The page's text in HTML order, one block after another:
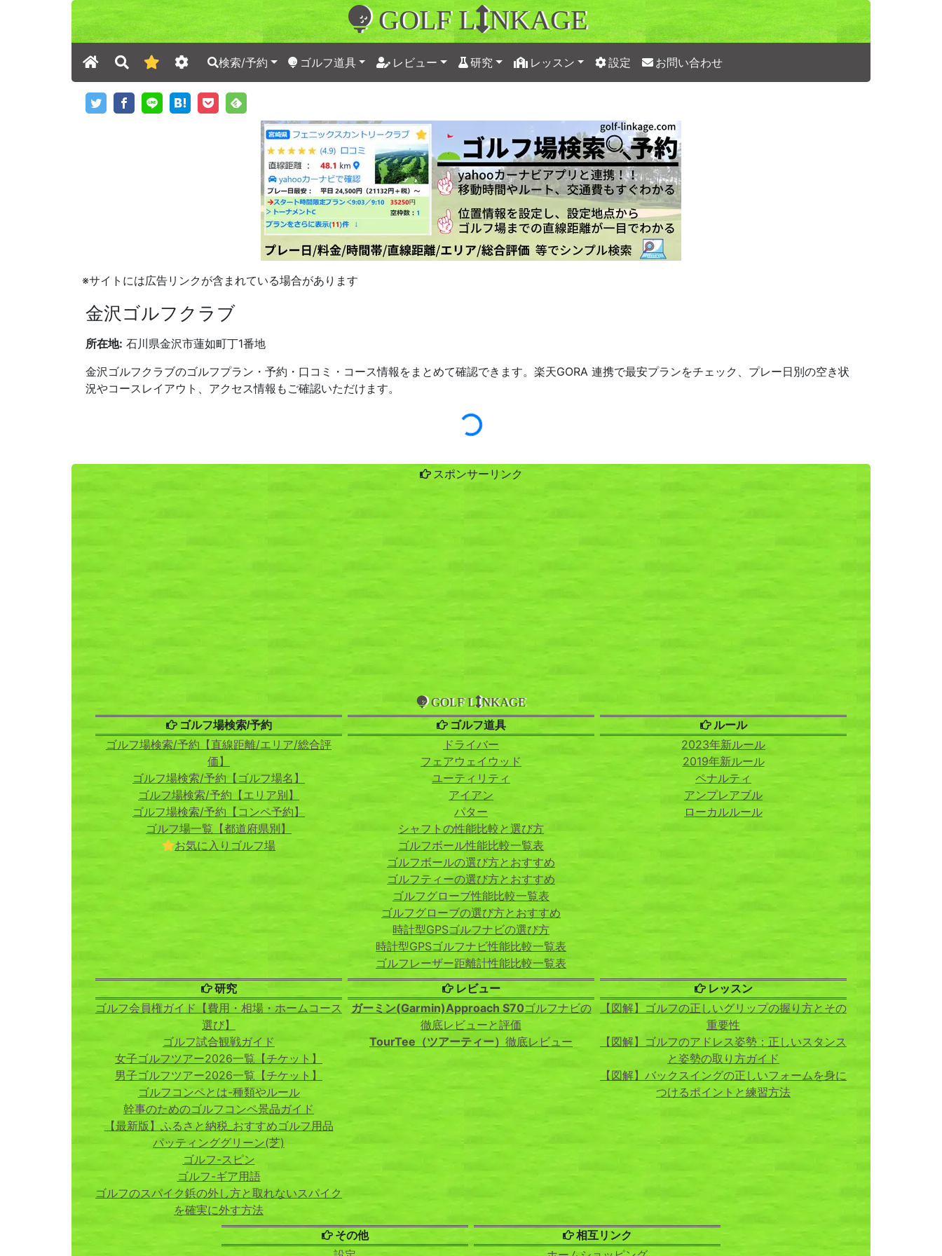
GOLF L NKAGE
検索/予約 ゴルフ道具 レビュー 研究 レッスン 設定 お問い合わせ
※サイトには広告リンクが含まれている場合があります
金沢ゴルフクラブ
所在地: 石川県金沢市蓮如町丁1番地
金沢ゴルフクラブのゴルフプラン・予約・口コミ・コース情報をまとめて確認できます。楽天GORA 連携で最安プランをチェック、プレー日別の空き状
況やコースレイアウト、アクセス情報もご確認いただけます。
スポンサーリンク
GOLF L NKAGE
ゴルフ場検索/予約
ゴルフ場検索/予約【直線距離/エリア/総合評
価】
ゴルフ場検索/予約【ゴルフ場名】
ゴルフ場検索/予約【エリア別】
ゴルフ場検索/予約【コンペ予約】
ゴルフ場一覧【都道府県別】
お気に入りゴルフ場
ゴルフ道具
ドライバー
フェアウェイウッド
ユーティリティ
アイアン
パター
シャフトの性能比較と選び方
ゴルフボール性能比較一覧表
ゴルフボールの選び方とおすすめ
ゴルフティーの選び方とおすすめ
ゴルフグローブ性能比較一覧表
ゴルフグローブの選び方とおすすめ
時計型GPSゴルフナビの選び方
時計型GPSゴルフナビ性能比較一覧表
ゴルフレーザー距離計性能比較一覧表
ルール
2023年新ルール
2019年新ルール
ペナルティ
アンプレアブル
ローカルルール
研究
ゴルフ会員権ガイド【費用・相場・ホームコース
選び】
ゴルフ試合観戦ガイド
女子ゴルフツアー2026一覧【チケット】
男子ゴルフツアー2026一覧【チケット】
ゴルフコンペとは-種類やルール
幹事のためのゴルフコンペ景品ガイド
【最新版】ふるさと納税_おすすめゴルフ用品
パッティンググリーン(芝)
ゴルフ-スピン
ゴルフ-ギア用語
ゴルフのスパイク鋲の外し方と取れないスパイク
を確実に外す方法
レビュー
ガーミン(Garmin)Approach S70ゴルフナビの
徹底レビューと評価
TourTee（ツアーティー） 徹底レビュー
レッスン
【図解】ゴルフの正しいグリップの握り方とその
重要性
【図解】ゴルフのアドレス姿勢：正しいスタンス
と姿勢の取り方ガイド
【図解】バックスイングの正しいフォームを身に
つけるポイントと練習方法
その他 相互リンク